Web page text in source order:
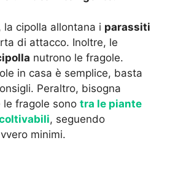
la cipolla allontana i parassiti
di attacco. Inoltre, le
nutrono le fragole.
in casa è semplice, basta
Peraltro, bisogna
le fragole sono tra le piante
, seguendo
minimi.